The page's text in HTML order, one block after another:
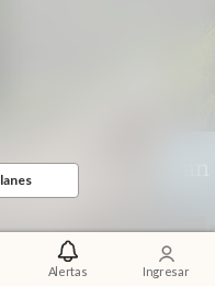
Alertas Ingresar
las Cataratas: Gran
propuesta